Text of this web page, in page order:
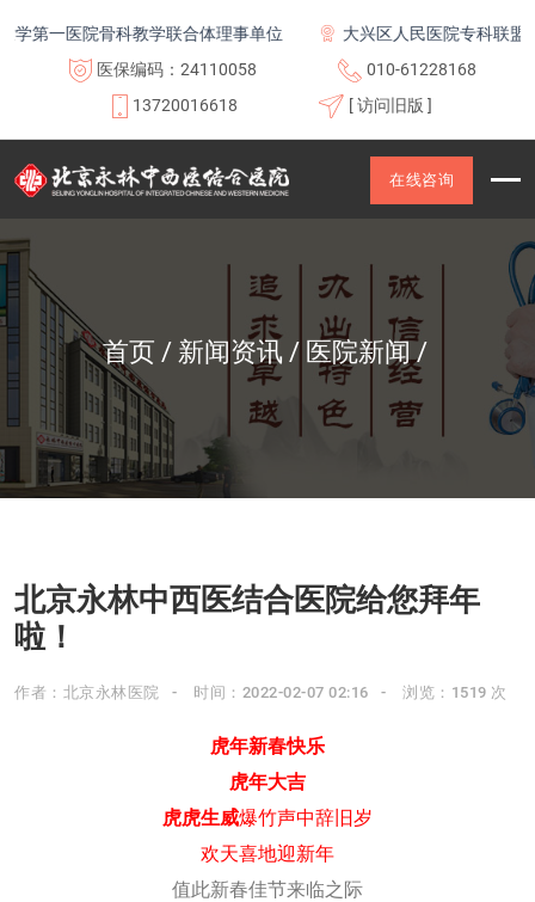
第一医院骨科教学联合体理事单位
大兴区人民医院专科联盟及
医保编码：24110058
010-61228168
13720016618
[ 访问旧版 ]
在线咨询
首页 新闻资讯 医院新闻
北京永林中西医结合医院给您拜年
啦！
作者：北京永林医院 时间：2022-02-07 02:16 浏览：1519 次
虎年新春快乐
虎年大吉
虎虎生威爆竹声中辞旧岁
欢天喜地迎新年
值此新春佳节来临之际